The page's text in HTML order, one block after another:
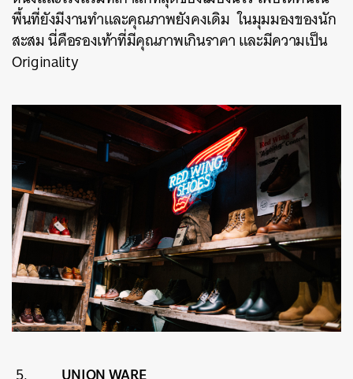
พื้นที่ยังมีงานทำและคุณภาพยังคงเดิม ในมุมมองของนัก
สะสม นี่คือรองเท้าที่มีคุณภาพเกินราคา และมีความเป็น
Originality